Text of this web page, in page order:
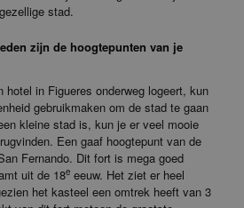
stad.
zijn de hoogtepunten van je
hotel in Figueres onderweg logeert, kun
gebruikmaken om de stad te gaan
kleine stad is, kun je er veel mooie
Een gaaf hoogtepunt van de
Fernando. Dit fort is mega goed
uit de 18e eeuw. Het ziet er heel
het kasteel een omtrek heeft van 3